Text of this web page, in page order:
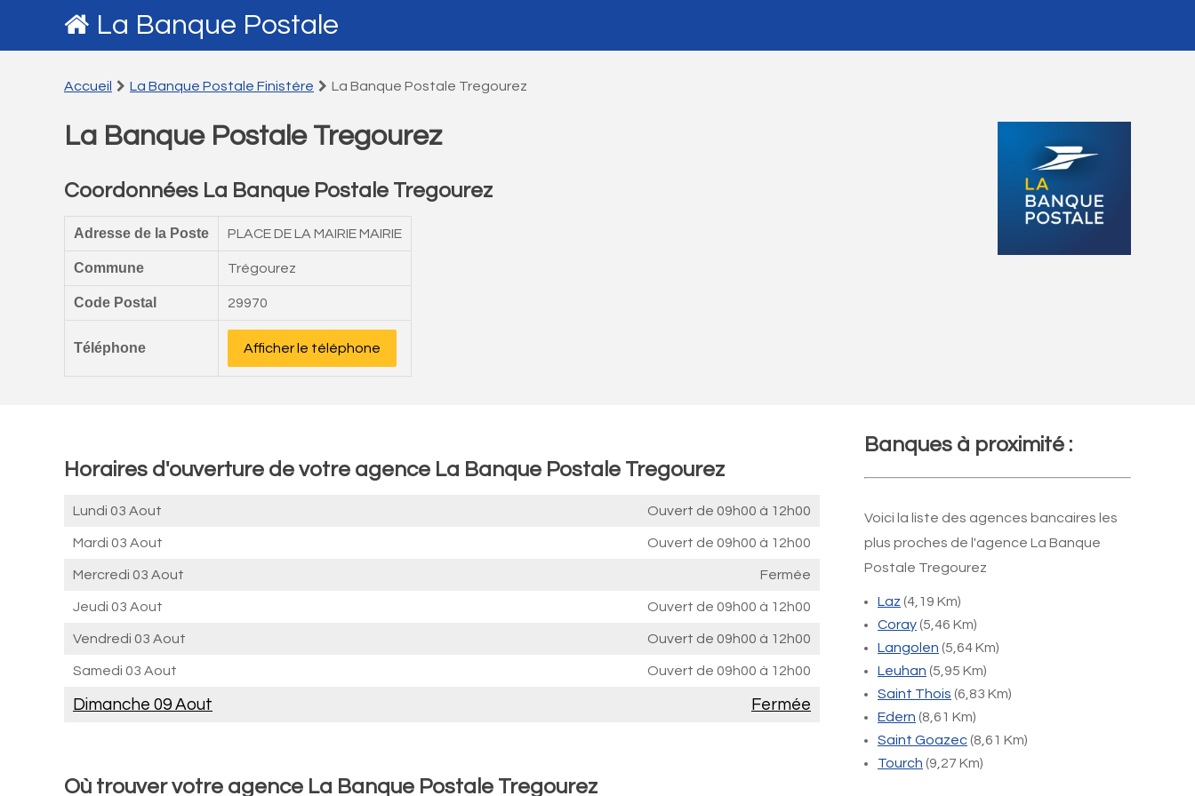
La Banque Postale
Accueil La Banque Postale Finistére La Banque Postale Tregourez
La Banque Postale Tregourez
Coordonnées La Banque Postale Tregourez
Adresse de la Poste PLACE DE LA MAIRIE MAIRIE
Commune Trégourez
Code Postal 29970
Téléphone Afficher le téléphone
Horaires d'ouverture de votre agence La Banque Postale Tregourez
Lundi 03 Aout Ouvert de 09h00 à 12h00
Mardi 03 Aout Ouvert de 09h00 à 12h00
Mercredi 03 Aout Fermée
Jeudi 03 Aout Ouvert de 09h00 à 12h00
Vendredi 03 Aout Ouvert de 09h00 à 12h00
Samedi 03 Aout Ouvert de 09h00 à 12h00
Dimanche 09 Aout Fermée
Où trouver votre agence La Banque Postale Tregourez
Banques à proximité :
Voici la liste des agences bancaires les
plus proches de l'agence La Banque
Postale Tregourez
Laz (4,19 Km)
Coray(5,46 Km)
Langolen (5,64 Km)
Leuhan (5,95 Km)
Saint Thois (6,83 Km)
Edern (8,61 Km)
Saint Goazec(8,61 Km)
Tourch (9,27 Km)